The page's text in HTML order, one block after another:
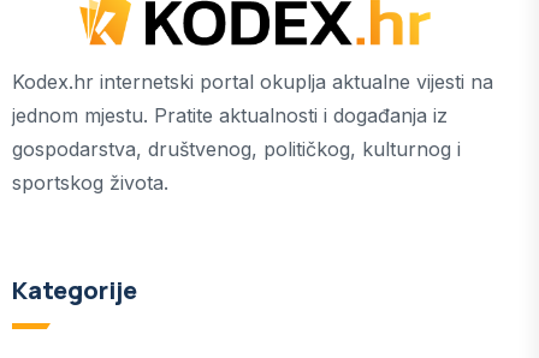
Kodex.hr internetski portal okuplja aktualne vijesti na
jednom mjestu. Pratite aktualnosti i događanja iz
gospodarstva, društvenog, političkog, kulturnog i
sportskog života.
Kategorije